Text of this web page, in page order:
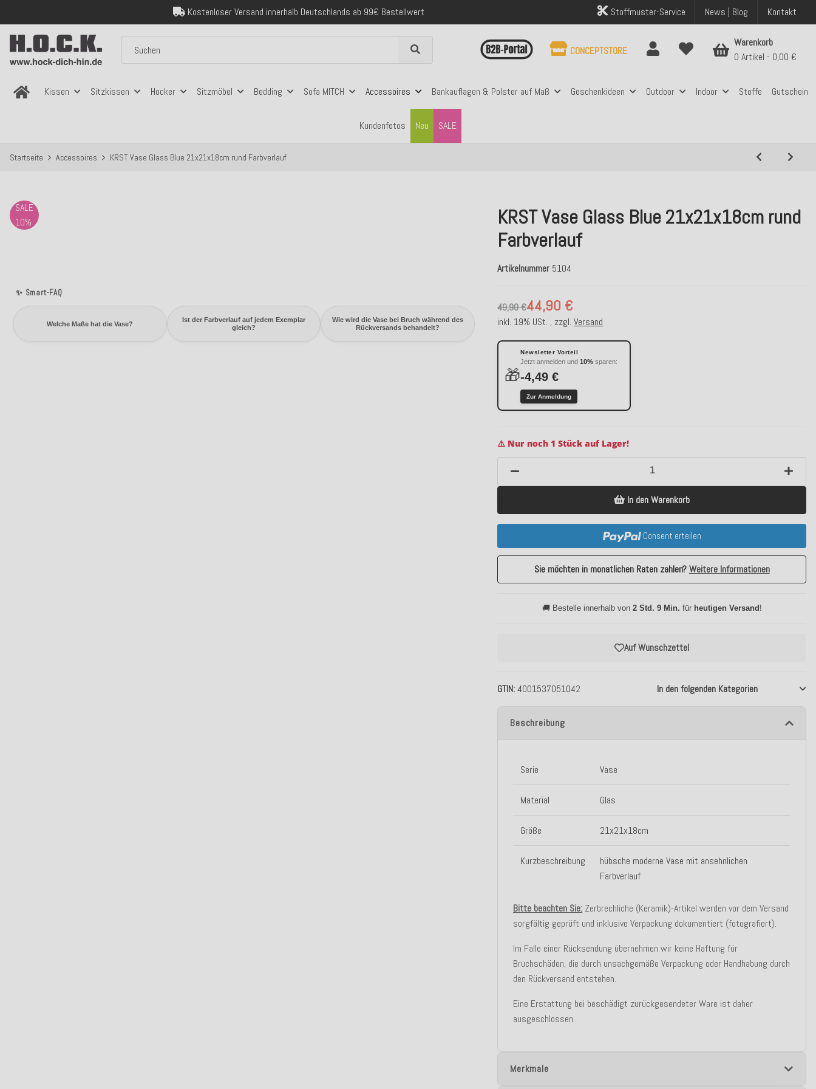
Über 120.000 erfolgreich versendete Bestellungen
Sicher bezahlen mit Klarna, PayPal & Amazon Pay
Stoffmuster-Service News | Blog Kontakt
Kissen Sitzkissen Hocker Sitzmöbel Bedding Sofa MITCH Accessoires Bankauflagen & Polster auf Maß Geschenkideen Outdoor Indoor Stoffe Gutschein
Kundenfotos SALE
Neu
CONCEPTSTORE
Warenkorb
0 Artikel
0,00 €
Startseite Accessoires KRST Vase Glass Blue 21x21x18cm rund Farbverlauf
SALE
10%
✨ Smart-FAQ
Welche Maße hat die Vase?
Ist der Farbverlauf auf jedem Exemplar
gleich?
Wie wird die Vase bei Bruch während des
Rückversands behandelt?
KRST Vase Glass Blue 21x21x18cm rund
Farbverlauf
Artikelnummer 5104
GTIN 4001537051042 In den folgenden Kategorien
44,90 €
49,90 €
inkl. 19% USt. , zzgl.Versand
🎁
Newsletter Vorteil
Jetzt anmelden und10% sparen:
-4,49 €
Zur Anmeldung
Auf Wunschzettel
⚠️ Nur noch 1 Stück auf Lager!
In den Warenkorb
Consent erteilen
Sie möchten in monatlichen Raten zahlen?Weitere Informationen
🚚 Bestelle innerhalb von 2 Std. 9 Min. für heutigen Versand !
Beschreibung
Serie Vase
Material Glas
Größe 21x21x18cm
Kurzbeschreibung
hübsche moderne Vase mit ansehnlichen
Farbverlauf
Bitte beachten Sie: Zerbrechliche (Keramik)-Artikel werden vor dem Versand
sorgfältig geprüft und inklusive Verpackung dokumentiert (fotografiert).
Im Falle einer Rücksendung übernehmen wir keine Haftung für
Bruchschäden, die durch unsachgemäße Verpackung oder Handhabung durch
den Rückversand entstehen.
Eine Erstattung bei beschädigt zurückgesendeter Ware ist daher
ausgeschlossen.
Merkmale